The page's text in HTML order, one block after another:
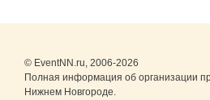
© EventNN.ru, 2006-2026
Полная информация об организации
Нижнем Новгороде.